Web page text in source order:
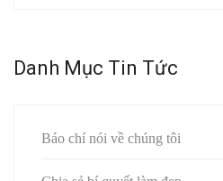
Danh Mục Tin Tức
Báo chí nói về chúng tôi